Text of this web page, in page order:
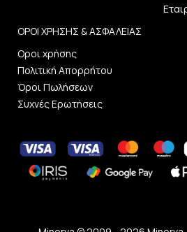
ΟΡΟΙ ΧΡΗΣΗΣ & ΑΣΦΑΛΕΙΑΣ
Οροι χρήσης
Πολιτική Απορρήτου
Όροι Πωλήσεων
Συχνές Ερωτήσεις